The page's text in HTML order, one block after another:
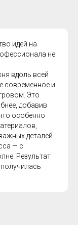
идей на
не
вдоль всей
современное и
Это
добавив
особенно
деталей
— с
Результат